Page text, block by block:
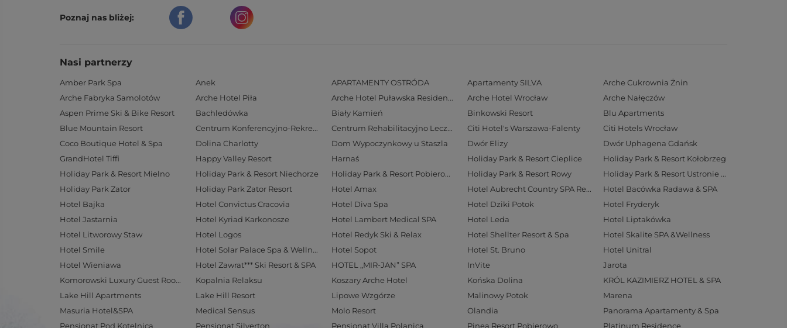
Poznaj nas bliżej:
Nasi partnerzy
Amber Park Spa Anek APARTAMENTY OSTRÓDA Apartamenty SILVA
Arche Cukrownia Żnin
Arche Fabryka Samolotów
Arche Hotel Piła Arche Hotel Puławska Residence Arche Hotel Wrocław
Arche Nałęczów
Aspen Prime Ski & Bike Resort
Bachledówka Biały Kamień Binkowski Resort
Blu Apartments
Blue Mountain Resort
Centrum Konferencyjno-Rekreacyjne Geovita w Zakopanem Centrum Rehabilitacyjno Lecznicze Rezydencja LIVE Citi Hotel's Warszawa-Falenty
Citi Hotels Wrocław
Coco Boutique Hotel & Spa
Dolina Charlotty Dom Wypoczynkowy u Staszla Dwór Elizy
Dwór Uphagena Gdańsk
GrandHotel Tiffi
Happy Valley Resort Harnaś Holiday Park & Resort Cieplice
Holiday Park & Resort Kołobrzeg
Holiday Park & Resort Mielno
Holiday Park & Resort Niechorze Holiday Park & Resort Pobierowo Holiday Park & Resort Rowy
Holiday Park & Resort Ustronie Morskie
Holiday Park Zator
Holiday Park Zator Resort Hotel Amax Hotel Aubrecht Country SPA Resort
Hotel Bacówka Radawa & SPA
Hotel Bajka
Hotel Convictus Cracovia Hotel Diva Spa Hotel Dziki Potok
Hotel Fryderyk
Hotel Jastarnia
Hotel Kyriad Karkonosze Hotel Lambert Medical SPA Hotel Leda
Hotel Liptakówka
Hotel Litworowy Staw
Hotel Logos Hotel Redyk Ski & Relax Hotel Shellter Resort & Spa
Hotel Skalite SPA &Wellness
Hotel Smile
Hotel Solar Palace Spa & Wellness Hotel Sopot Hotel St. Bruno
Hotel Unitral
Hotel Wieniawa
Hotel Zawrat*** Ski Resort & SPA HOTEL „MIR-JAN” SPA InVite
Jarota
Komorowski Luxury Guest Rooms
Kopalnia Relaksu Koszary Arche Hotel Końska Dolina
KRÓL KAZIMIERZ HOTEL & SPA
Lake Hill Apartments
Lake Hill Resort Lipowe Wzgórze Malinowy Potok
Marena
Masuria Hotel&SPA
Medical Sensus Molo Resort Olandia
Panorama Apartamenty & Spa
Pensjonat Pod Kotelnicą
Pensjonat Silverton Pensjonat Villa Polanica Pinea Resort Pobierowo Platinum Residence